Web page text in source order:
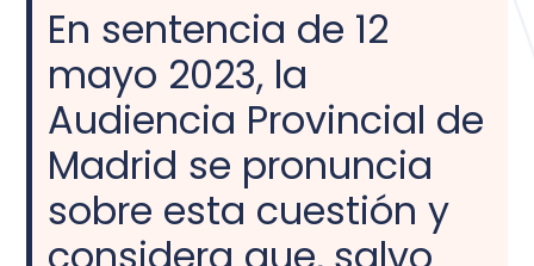
En sentencia de 12
mayo 2023, la
Audiencia Provincial de
Madrid se pronuncia
sobre esta cuestión y